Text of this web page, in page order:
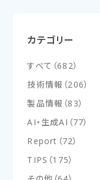
カテゴリー
すべて （682）
技術情報 （206）
製品情報 （83）
AI・生成AI （77）
Report （72）
TIPS （175）